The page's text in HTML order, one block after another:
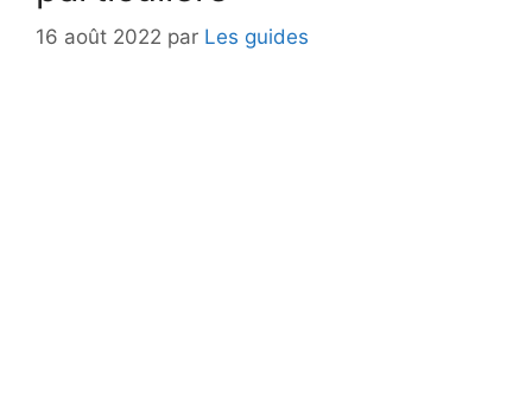
16 août 2022 par Les guides